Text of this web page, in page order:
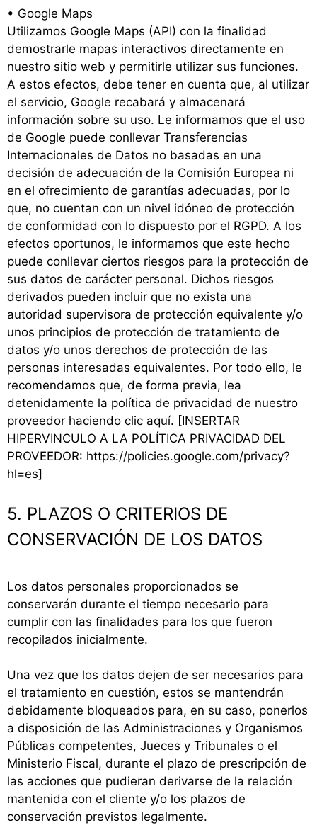
• Google Maps
Utilizamos Google Maps (API) con la finalidad
demostrarle mapas interactivos directamente en
nuestro sitio web y permitirle utilizar sus funciones.
A estos efectos, debe tener en cuenta que, al utilizar
el servicio, Google recabará y almacenará
información sobre su uso. Le informamos que el uso
de Google puede conllevar Transferencias
Internacionales de Datos no basadas en una
decisión de adecuación de la Comisión Europea ni
en el ofrecimiento de garantías adecuadas, por lo
que, no cuentan con un nivel idóneo de protección
de conformidad con lo dispuesto por el RGPD. A los
efectos oportunos, le informamos que este hecho
puede conllevar ciertos riesgos para la protección de
sus datos de carácter personal. Dichos riesgos
derivados pueden incluir que no exista una
autoridad supervisora de protección equivalente y/o
unos principios de protección de tratamiento de
datos y/o unos derechos de protección de las
personas interesadas equivalentes. Por todo ello, le
recomendamos que, de forma previa, lea
detenidamente la política de privacidad de nuestro
proveedor haciendo clic aquí. [INSERTAR
HIPERVINCULO A LA POLÍTICA PRIVACIDAD DEL
PROVEEDOR: https://policies.google.com/privacy?
hl=es]
5. PLAZOS O CRITERIOS DE
CONSERVACIÓN DE LOS DATOS
Los datos personales proporcionados se
conservarán durante el tiempo necesario para
cumplir con las finalidades para los que fueron
recopilados inicialmente.
Una vez que los datos dejen de ser necesarios para
el tratamiento en cuestión, estos se mantendrán
debidamente bloqueados para, en su caso, ponerlos
a disposición de las Administraciones y Organismos
Públicas competentes, Jueces y Tribunales o el
Ministerio Fiscal, durante el plazo de prescripción de
las acciones que pudieran derivarse de la relación
mantenida con el cliente y/o los plazos de
conservación previstos legalmente.